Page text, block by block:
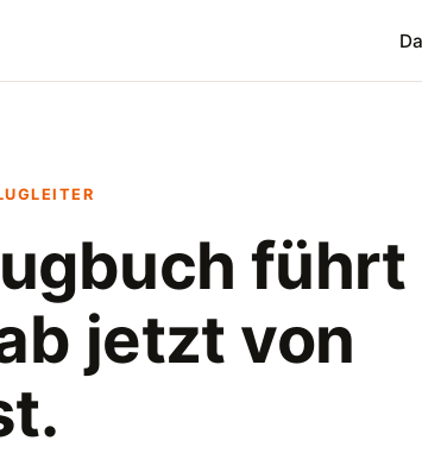
führt
jetzt von